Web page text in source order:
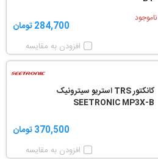
ناموجود
284,700 تومان
افزودن به مقایسه
کانکتور TRS استریو سیترونیک
SEETRONIC MP3X-B
370,500 تومان
افزودن به مقایسه